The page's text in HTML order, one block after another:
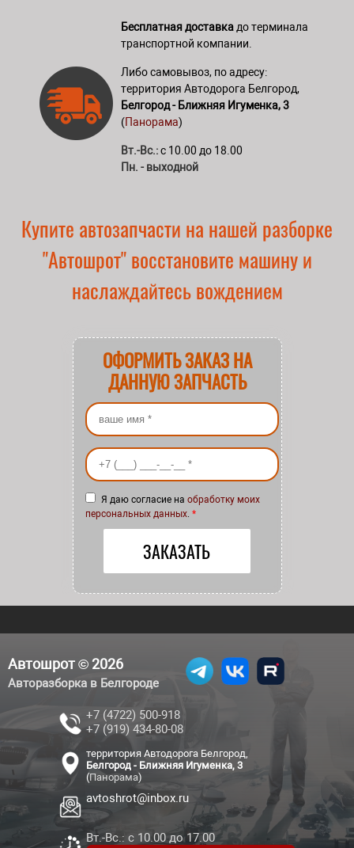
Бесплатная доставка до терминала
транспортной компании.
Либо самовывоз, по адресу:
территория Автодорога Белгород,
Белгород - Ближняя Игуменка, 3
(Панорама)
Вт.-Вс.:с 10.00 до 18.00
Пн. - выходной
Купите автозапчасти на нашей разборке
"Автошрот" восстановите машину и
наслаждайтесь вождением
ОФОРМИТЬ ЗАКАЗ НА
ДАННУЮ ЗАПЧАСТЬ
Ваше имя
Ваш номер телефона
Я даю согласие на обработку моих
персональных данных. *
Автошрот © 2026
Авторазборка в Белгороде
+7 (4722) 500-918
+7 (919) 434-80-08
территория Автодорога Белгород,
Белгород - Ближняя Игуменка, 3
(Панорама)
avtoshrot@inbox.ru
Вт.-Вс.: с 10.00 до 17.00